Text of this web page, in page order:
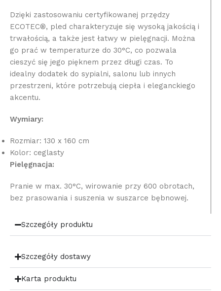
Dzięki zastosowaniu certyfikowanej przędzy
ECOTEC®, pled charakteryzuje się wysoką jakością i
trwałością, a także jest łatwy w pielęgnacji. Można
go prać w temperaturze do 30°C, co pozwala
cieszyć się jego pięknem przez długi czas. To
idealny dodatek do sypialni, salonu lub innych
przestrzeni, które potrzebują ciepła i eleganckiego
akcentu.
Wymiary:
Rozmiar: 130 x 160 cm
Kolor: ceglasty
Pielęgnacja:
Pranie w max. 30°C, wirowanie przy 600 obrotach,
bez prasowania i suszenia w suszarce bębnowej.
Szczegóły produktu
Szczegóły dostawy
Karta produktu